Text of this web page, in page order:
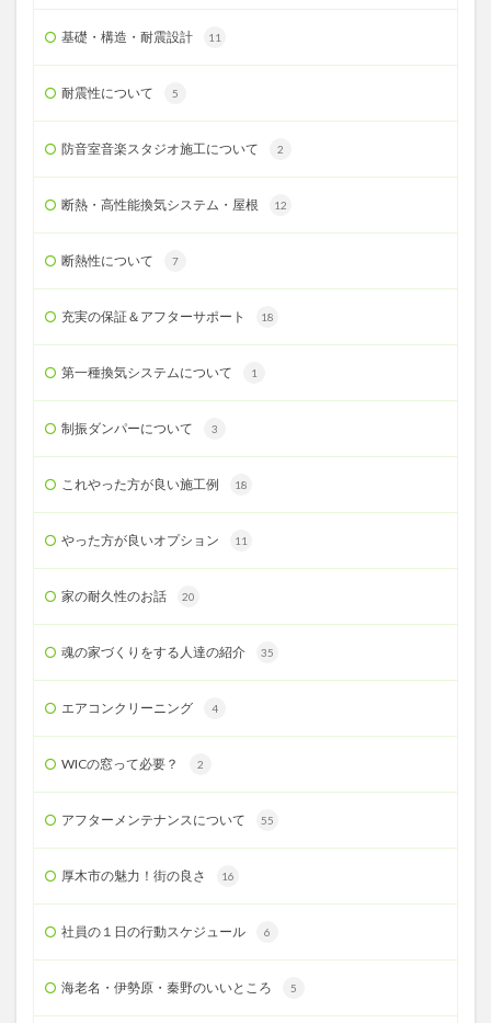
基礎・構造・耐震設計 11
耐震性について 5
防音室音楽スタジオ施工について 2
断熱・高性能換気システム・屋根 12
断熱性について 7
充実の保証＆アフターサポート 18
第一種換気システムについて 1
制振ダンパーについて 3
これやった方が良い施工例 18
やった方が良いオプション 11
家の耐久性のお話 20
魂の家づくりをする人達の紹介 35
エアコンクリーニング 4
WICの窓って必要？ 2
アフターメンテナンスについて 55
厚木市の魅力！街の良さ 16
社員の１日の行動スケジュール 6
海老名・伊勢原・秦野のいいところ 5